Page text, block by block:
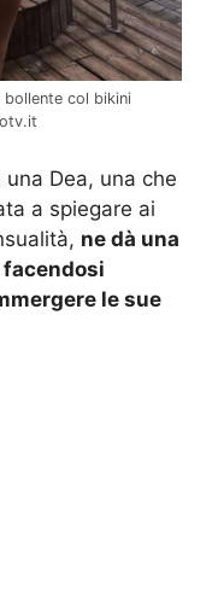
bollente col bikini
Dea, una che
a spiegare ai
ne dà una
le sue